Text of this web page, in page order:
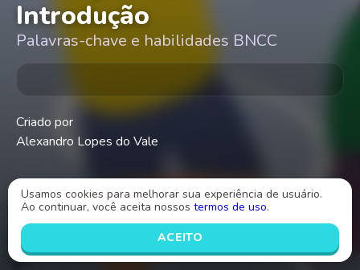
Introdução
Palavras-chave e habilidades BNCC
Criado por
Alexandro Lopes do Vale
Usamos cookies para melhorar sua experiência de usuário.
Ao continuar, você aceita nossos termos de uso.
ACEITO